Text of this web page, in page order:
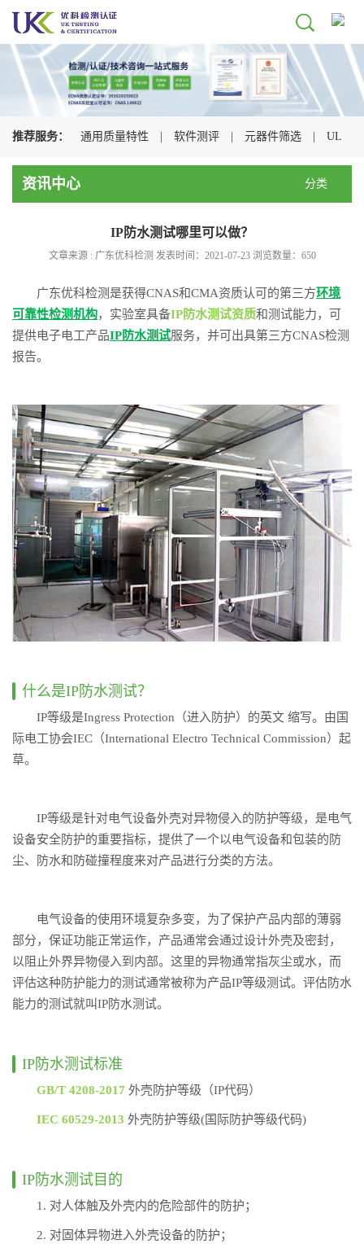
推荐服务： 通用质量特性 | 软件测评 | 元器件筛选 | UL
认证 | CSA认证
资讯中心 分类
IP防水测试哪里可以做？
文章来源 : 广东优科检测 发表时间：2021-07-23 浏览数量： 650
广东优科检测是获得CNAS和CMA资质认可的第三方环境
可靠性检测机构，实验室具备IP防水测试资质和测试能力，可
提供电子电工产品IP防水测试服务，并可出具第三方CNAS检测
报告。
什么是IP防水测试？
IP等级是Ingress Protection（进入防护）的英文 缩写。由国
际电工协会IEC（International Electro Technical Commission）起
草。
IP等级是针对电气设备外壳对异物侵入的防护等级，是电气
设备安全防护的重要指标，提供了一个以电气设备和包装的防
尘、防水和防碰撞程度来对产品进行分类的方法。
电气设备的使用环境复杂多变，为了保护产品内部的薄弱
部分，保证功能正常运作，产品通常会通过设计外壳及密封，
以阻止外界异物侵入到内部。这里的异物通常指灰尘或水，而
评估这种防护能力的测试通常被称为产品IP等级测试。评估防水
能力的测试就叫IP防水测试。
IP防水测试标准
GB/T 4208-2017 外壳防护等级（IP代码）
IEC 60529-2013 外壳防护等级(国际防护等级代码)
IP防水测试目的
1. 对人体触及外壳内的危险部件的防护；
2. 对固体异物进入外壳设备的防护；